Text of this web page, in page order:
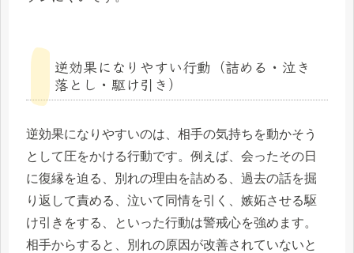
逆効果になりやすい行動（詰める・泣き
落とし・駆け引き）
逆効果になりやすいのは、相手の気持ちを動かそう
として圧をかける行動です。例えば、会ったその日
に復縁を迫る、別れの理由を詰める、過去の話を掘
り返して責める、泣いて同情を引く、嫉妬させる駆
け引きをする、といった行動は警戒心を強めます。
相手からすると、別れの原因が改善されていないと